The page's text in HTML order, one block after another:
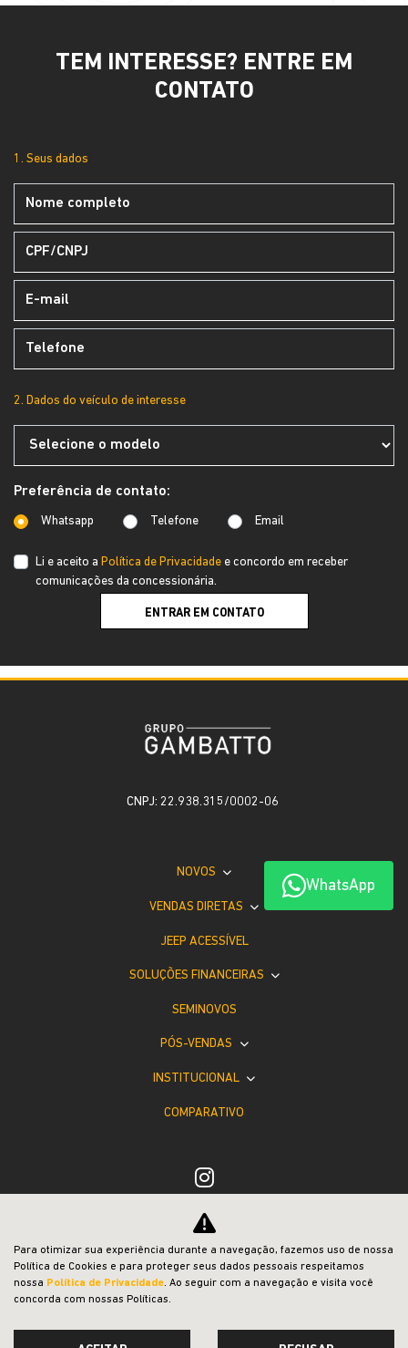
TEM INTERESSE? ENTRE EM
CONTATO
1. Seus dados
2. Dados do veículo de interesse
Preferência de contato:
Whatsapp Telefone Email
Li e aceito a Política de Privacidade e concordo em receber
comunicações da concessionária.
ENTRAR EM CONTATO
WhatsApp
CNPJ: 22.938.315/0002-06
NOVOS
VENDAS DIRETAS
JEEP ACESSÍVEL
SOLUÇÕES FINANCEIRAS
SEMINOVOS
PÓS-VENDAS
INSTITUCIONAL
COMPARATIVO
Desacelere. Seu bem maior é a vida.
Para otimizar sua experiência durante a navegação, fazemos uso de nossa
Política de Cookies e para proteger seus dados pessoais respeitamos
nossa Política de Privacidade. Ao seguir com a navegação e visita você
concorda com nossas Políticas.